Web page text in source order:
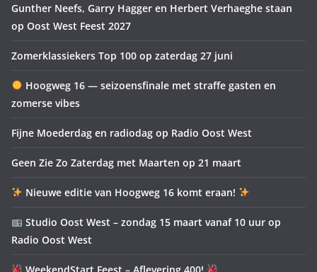
Gunther Neefs, Garry Hagger en Herbert Verhaeghe staan
op Oost West Feest 2027
Zomerklassiekers Top 100 op zaterdag 27 juni
Hoogweg 16 — seizoensfinale met straffe gasten en
zomerse vibes
Fijne Moederdag en radiodag op Radio Oost West
Geen Zie Zo Zaterdag met Maarten op 21 maart
Nieuwe editie van Hoogweg 16 komt eraan!
Studio Oost West – zondag 15 maart vanaf 10 uur op
Radio Oost West